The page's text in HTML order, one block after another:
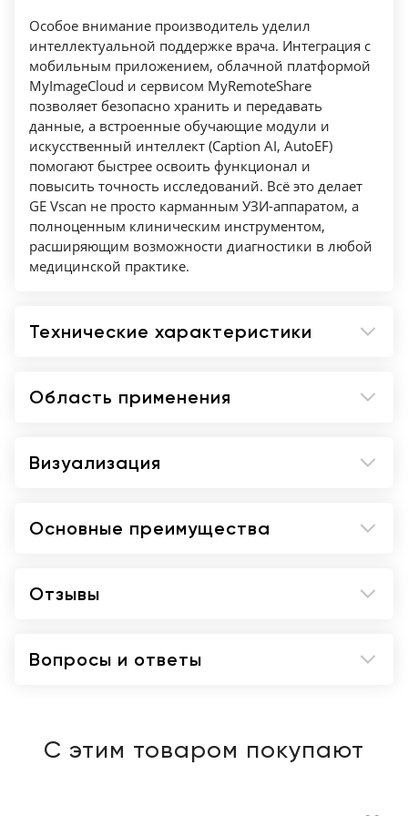
Особое внимание производитель уделил
интеллектуальной поддержке врача. Интеграция с
мобильным приложением, облачной платформой
MyImageCloud и сервисом MyRemoteShare
позволяет безопасно хранить и передавать
данные, а встроенные обучающие модули и
искусственный интеллект (Caption AI, AutoEF)
помогают быстрее освоить функционал и
повысить точность исследований. Всё это делает
GE Vscan не просто карманным УЗИ-аппаратом, а
полноценным клиническим инструментом,
расширяющим возможности диагностики в любой
медицинской практике.
Технические характеристики
Область применения
Визуализация
Основные преимущества
Отзывы
Вопросы и ответы
С этим товаром покупают